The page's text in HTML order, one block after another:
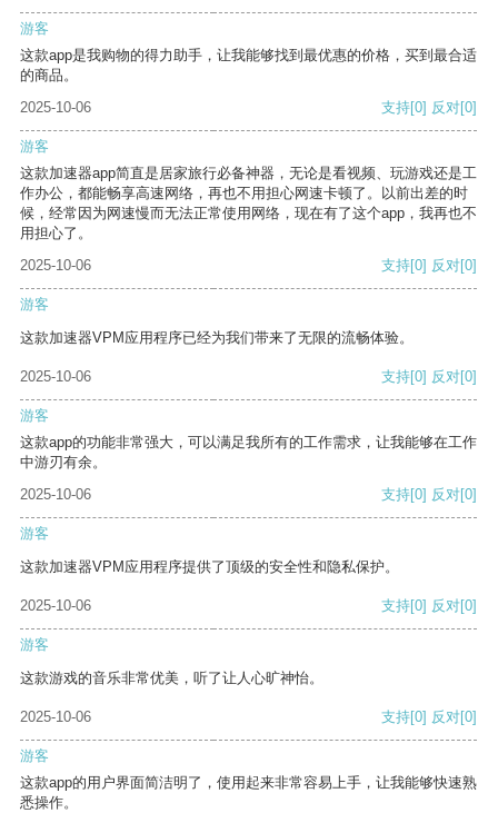
游客
这款app是我购物的得力助手，让我能够找到最优惠的价格，买到最合适
的商品。
2025-10-06
支持[0] 反对[0]
游客
这款加速器app简直是居家旅行必备神器，无论是看视频、玩游戏还是工
作办公，都能畅享高速网络，再也不用担心网速卡顿了。以前出差的时
候，经常因为网速慢而无法正常使用网络，现在有了这个app，我再也不
用担心了。
2025-10-06
支持[0] 反对[0]
游客
这款加速器VPM应用程序已经为我们带来了无限的流畅体验。
2025-10-06 支持[0] 反对[0]
游客
这款app的功能非常强大，可以满足我所有的工作需求，让我能够在工作
中游刃有余。
2025-10-06
支持[0] 反对[0]
游客
这款加速器VPM应用程序提供了顶级的安全性和隐私保护。
2025-10-06 支持[0] 反对[0]
游客
这款游戏的音乐非常优美，听了让人心旷神怡。
2025-10-06 支持[0] 反对[0]
游客
这款app的用户界面简洁明了，使用起来非常容易上手，让我能够快速熟
悉操作。